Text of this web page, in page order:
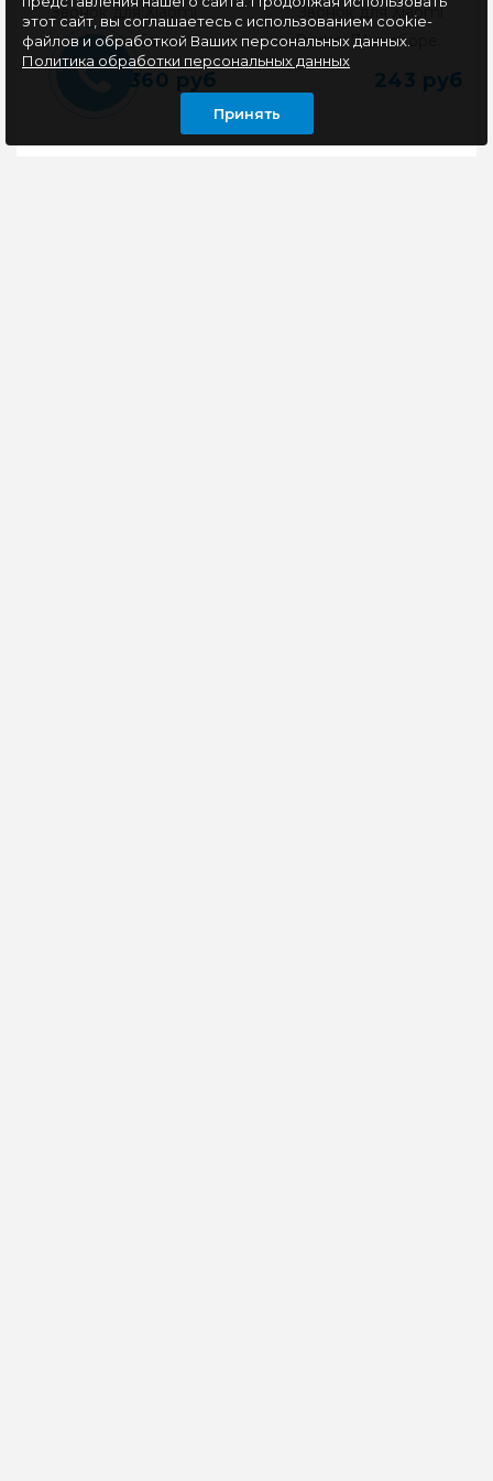
Звонок для Xiaomi
Redmi 5a..
360 руб
Звонок для Xiaomi
Redmi 7A в сборе..
243 руб
этот сайт, вы соглашаетесь с использованием cookie-
файлов и обработкой Ваших персональных данных.
Политика обработки персональных данных
Принять